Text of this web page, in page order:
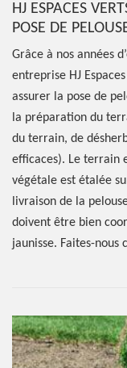
HJ ESPACES
POSE DE
Grâce à nos années
entreprise HJ
assurer la pose de
la préparation du
du terrain, de
efficaces). Le terrain
végétale est étalée
livraison de la
doivent être bien
jaunisse. Faites-nous